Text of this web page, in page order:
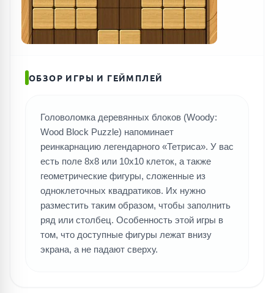
ОБЗОР ИГРЫ И ГЕЙМПЛЕЙ
Головоломка деревянных блоков (Woody:
Wood Block Puzzle) напоминает
реинкарнацию легендарного «Тетриса». У вас
есть поле 8х8 или 10х10 клеток, а также
геометрические фигуры, сложенные из
одноклеточных квадратиков. Их нужно
разместить таким образом, чтобы заполнить
ряд или столбец. Особенность этой игры в
том, что доступные фигуры лежат внизу
экрана, а не падают сверху.